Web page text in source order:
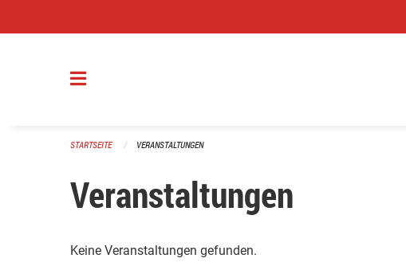
STARTSEITE VERANSTALTUNGEN
Veranstaltungen
Keine Veranstaltungen gefunden.